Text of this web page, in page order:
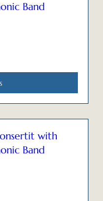
Band
with
Band